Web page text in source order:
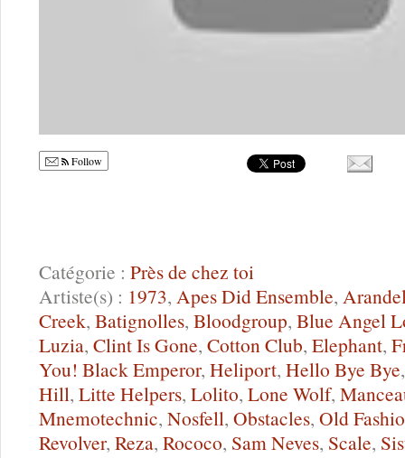
Follow
Catégorie : Près de chez toi
Artiste(s) : 1973, Apes Did Ensemble,
Creek, Batignolles, Bloodgroup, Blue Angel
Luzia, Clint Is Gone, Cotton Club, Elephant,
You! Black Emperor, Heliport, Hello Bye Bye
Hill, Litte Helpers, Lolito, Lone Wolf,
Mnemotechnic, Nosfell, Obstacles, Old
Revolver, Reza, Rococo, Sam Neves, Scale,